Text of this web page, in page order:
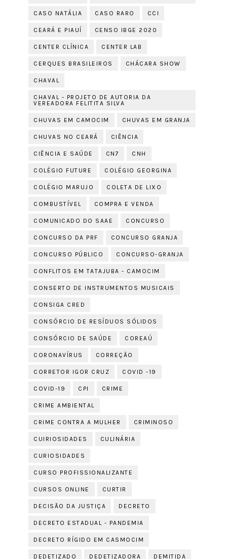
CASO NATÁLIA CASO RARO CCI
CEARÁ E PIAUÍ CENSO IBGE 2020
CENTER CLÍNICA CENTER LAB
CERQUES BRASILEIROS CHÁCARA SHOW
CHAVAL
CHAVAL - PROJETO DE AUTORIA DA
VEREADORA FELITITA SILVA
CHUVAS EM CAMOCIM CHUVAS EM GRANJA
CHUVAS NO CEARÁ CIÊNCIA
CIÊNCIA E SAÚDE CN7 CNH
COLÉGIO FUTURE COLÉGIO GEORGINA
COLÉGIO MARUJO COLETA DE LIXO
COMBUSTÍVEL COMPRA E VENDA
COMUNICADO DO SAAE CONCURSO
CONCURSO DA PRF CONCURSO GRANJA
CONCURSO PÚBLICO CONCURSO-GRANJA
CONFLITOS EM TATAJUBA - CAMOCIM
CONSERTO DE INSTRUMENTOS MUSICAIS
CONSIGA CRED
CONSÓRCIO DE RESÍDUOS SÓLIDOS
CONSÓRCIO DE SAÚDE COREAÚ
CORONAVÍRUS CORREÇÃO
CORRETOR IGOR CRUZ COVID -19
COVID-19 CPI CRIME
CRIME AMBIENTAL
CRIME CONTRA A MULHER CRIMINOSO
CUIRIOSIDADES CULINÁRIA
CURIOSIDADES
CURSO PROFISSIONALIZANTE
CURSOS ONLINE CURTIR
DECISÃO DA JUSTIÇA DECRETO
DECRETO ESTADUAL - PANDEMIA
DECRETO RÍGIDO EM CASMOCIM
DEDETIZADO DEDETIZADORA DEMITIDA